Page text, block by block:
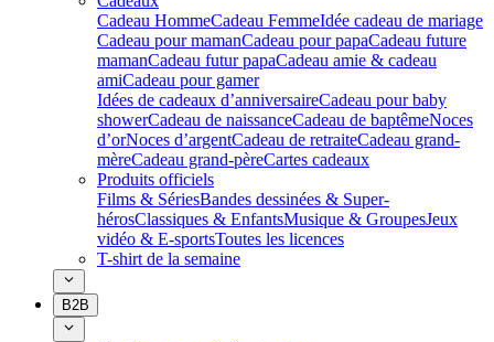
Cadeau HommeCadeau FemmeIdée cadeau de mariage​
Cadeau pour mamanCadeau pour papaCadeau future
mamanCadeau futur papaCadeau amie & cadeau
amiCadeau pour gamer
Idées de cadeaux d’anniversaireCadeau pour baby
showerCadeau de naissanceCadeau de baptêmeNoces
d’orNoces d’argentCadeau de retraiteCadeau grand-
mèreCadeau grand-pèreCartes cadeaux
Produits officiels
Films & SériesBandes dessinées & Super-
hérosClassiques & EnfantsMusique & GroupesJeux
vidéo & E-sportsToutes les licences
T-shirt de la semaine
B2B